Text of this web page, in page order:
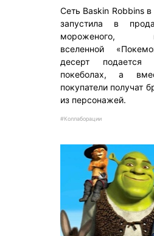
Сеть Baskin Robbins
запустила в
мороженого,
вселенной
десерт подается
покеболах, а
покупатели получат
из персонажей.
#Коллаборации